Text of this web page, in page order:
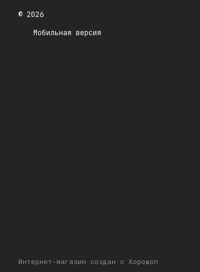
© 2026
Мобильная версия
Интернет-магазин создан с Хорошоп